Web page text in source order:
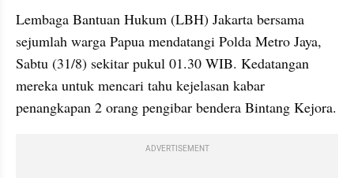
Lembaga Bantuan Hukum (LBH) Jakarta bersama
sejumlah warga Papua mendatangi Polda Metro Jaya,
Sabtu (31/8) sekitar pukul 01.30 WIB. Kedatangan
mereka untuk mencari tahu kejelasan kabar
penangkapan 2 orang pengibar bendera Bintang Kejora.
ADVERTISEMENT